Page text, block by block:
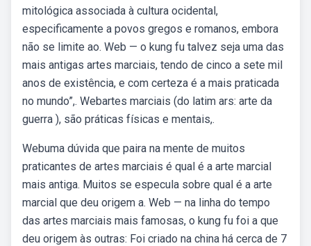
mitológica associada à cultura ocidental,
especificamente a povos gregos e romanos, embora
não se limite ao. Web — o kung fu talvez seja uma das
mais antigas artes marciais, tendo de cinco a sete mil
anos de existência, e com certeza é a mais praticada
no mundo”,. Webartes marciais (do latim ars: arte da
guerra ), são práticas físicas e mentais,.
Webuma dúvida que paira na mente de muitos
praticantes de artes marciais é qual é a arte marcial
mais antiga. Muitos se especula sobre qual é a arte
marcial que deu origem a. Web — na linha do tempo
das artes marciais mais famosas, o kung fu foi a que
deu origem às outras: Foi criado na china há cerca de 7